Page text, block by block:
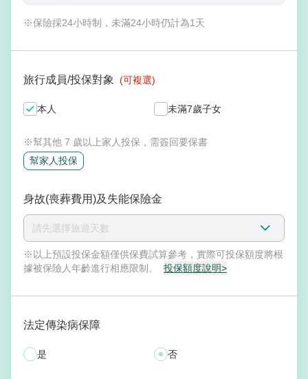
※保險採24小時制，未滿24小時仍計為1天
旅行成員/投保對象 (可複選)
本人 未滿7歲子女
※幫其他 7 歲以上家人投保，需簽回要保書
幫家人投保
身故(喪葬費用)及失能保險金
請先選擇旅遊天數
※以上預設投保金額僅供保費試算參考，實際可投保額度將根
據被保險人年齡進行相應限制。
投保額度說明>
法定傳染病保障
是 否